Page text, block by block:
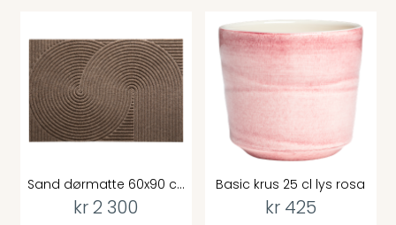
Sand dørmatte 60x90 c...
kr 2 300
Basic krus 25 cl lys rosa
kr 425